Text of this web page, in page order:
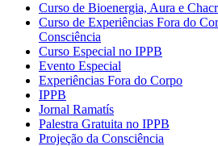
Curso de Bioenergia, Aura e
Curso de Experiências Fora do
Consciência
Curso Especial no IPPB
Evento Especial
Experiências Fora do Corpo
IPPB
Jornal Ramatís
Palestra Gratuita no IPPB
Projeção da Consciência